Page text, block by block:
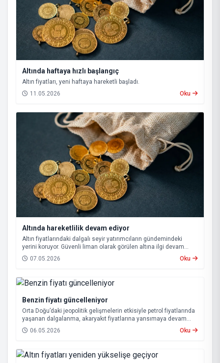
Altında haftaya hızlı başlangıç
Altın fiyatları, yeni haftaya hareketli başladı.
11.05.2026
Oku
Altında hareketlilik devam ediyor
Altın fiyatlarındaki dalgalı seyir yatırımcıların gündemindeki
yerini koruyor. Güvenli liman olarak görülen altına ilgi devam
ederken, küresel gelişmeler ve savaşların etkisiyle piyasalarda
hareketlilik sürüyor.
07.05.2026 Oku
Benzin fiyatı güncelleniyor
Orta Doğu’daki jeopolitik gelişmelerin etkisiyle petrol fiyatlarında
yaşanan dalgalanma, akaryakıt fiyatlarına yansımaya devam
ediyor. Bu kapsamda, bu gece itibarıyla benzin ve otogaz
fiyatlarında yeni bir düzenlemeye gidilecek.
06.05.2026 Oku